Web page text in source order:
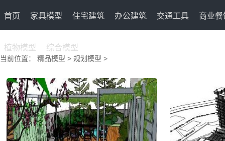
首页 家具模型 住宅建筑 办公建筑 交通工具 商业餐
植物模型 综合模型
当前位置： 精品模型 > 规划模型 >